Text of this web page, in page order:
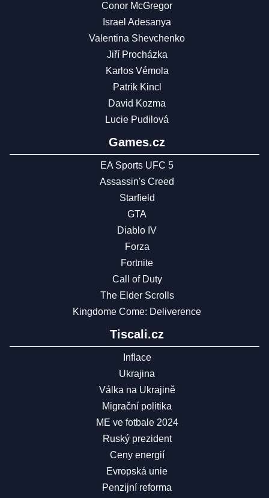
Conor McGregor
Israel Adesanya
Valentina Shevchenko
Jiří Procházka
Karlos Vémola
Patrik Kincl
David Kozma
Lucie Pudilová
Games.cz
EA Sports UFC 5
Assassin's Creed
Starfield
GTA
Diablo IV
Forza
Fortnite
Call of Duty
The Elder Scrolls
Kingdome Come: Deliverence
Tiscali.cz
Inflace
Ukrajina
Válka na Ukrajině
Migrační politika
ME ve fotbale 2024
Ruský prezident
Ceny energií
Evropská unie
Penzijní reforma